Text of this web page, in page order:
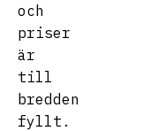
och
priser
är
till
bredden
fyllt.